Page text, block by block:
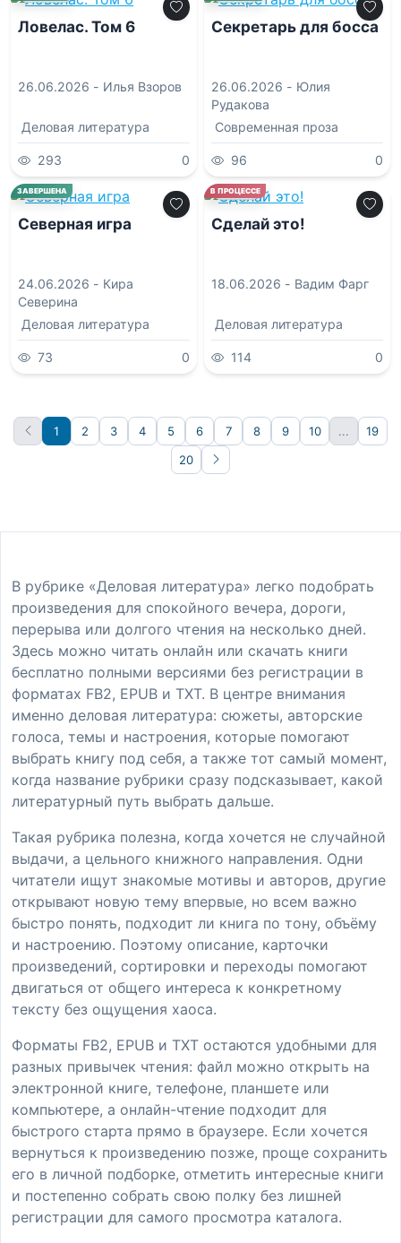
Ловелас. Том 6
26.06.2026 - Илья Взоров
Деловая литература
293 0
Секретарь для босса
26.06.2026 - Юлия
Рудакова
Современная проза
96 0
ЗАВЕРШЕНА
0.0
Северная игра
24.06.2026 - Кира
Северина
Деловая литература
73 0
В ПРОЦЕССЕ
0.0
Сделай это!
18.06.2026 - Вадим Фарг
Деловая литература
114 0
1 2 3 4 5 6 7 8 9 10 ...
19
20
Вперёд
В рубрике «Деловая литература» легко подобрать
произведения для спокойного вечера, дороги,
перерыва или долгого чтения на несколько дней.
Здесь можно читать онлайн или скачать книги
бесплатно полными версиями без регистрации в
форматах FB2, EPUB и TXT. В центре внимания
именно деловая литература: сюжеты, авторские
голоса, темы и настроения, которые помогают
выбрать книгу под себя, а также тот самый момент,
когда название рубрики сразу подсказывает, какой
литературный путь выбрать дальше.
Такая рубрика полезна, когда хочется не случайной
выдачи, а цельного книжного направления. Одни
читатели ищут знакомые мотивы и авторов, другие
открывают новую тему впервые, но всем важно
быстро понять, подходит ли книга по тону, объёму
и настроению. Поэтому описание, карточки
произведений, сортировки и переходы помогают
двигаться от общего интереса к конкретному
тексту без ощущения хаоса.
Форматы FB2, EPUB и TXT остаются удобными для
разных привычек чтения: файл можно открыть на
электронной книге, телефоне, планшете или
компьютере, а онлайн-чтение подходит для
быстрого старта прямо в браузере. Если хочется
вернуться к произведению позже, проще сохранить
его в личной подборке, отметить интересные книги
и постепенно собрать свою полку без лишней
регистрации для самого просмотра каталога.